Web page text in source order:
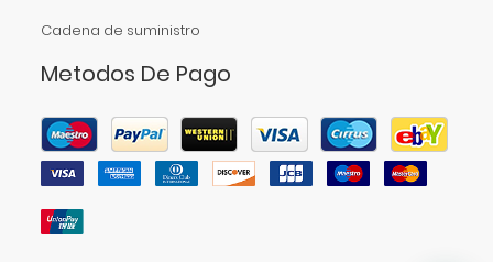
Cadena de suministro
Metodos De Pago